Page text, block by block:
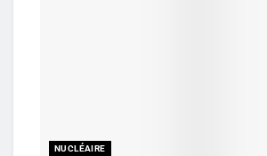
NUCLÉAIRE